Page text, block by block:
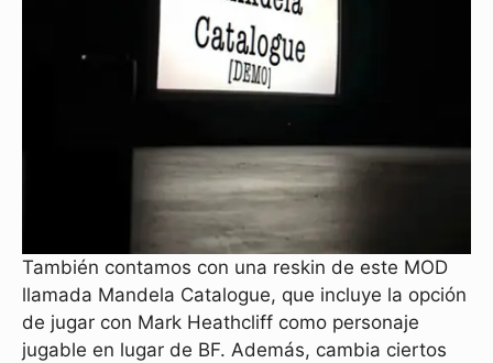
También contamos con una reskin de este MOD
llamada Mandela Catalogue, que incluye la opción
de jugar con Mark Heathcliff como personaje
jugable en lugar de BF. Además, cambia ciertos